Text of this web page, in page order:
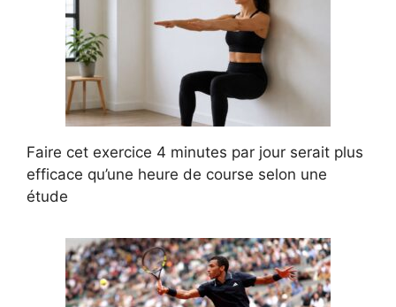
Faire cet exercice 4 minutes par jour serait plus
efficace qu’une heure de course selon une
étude